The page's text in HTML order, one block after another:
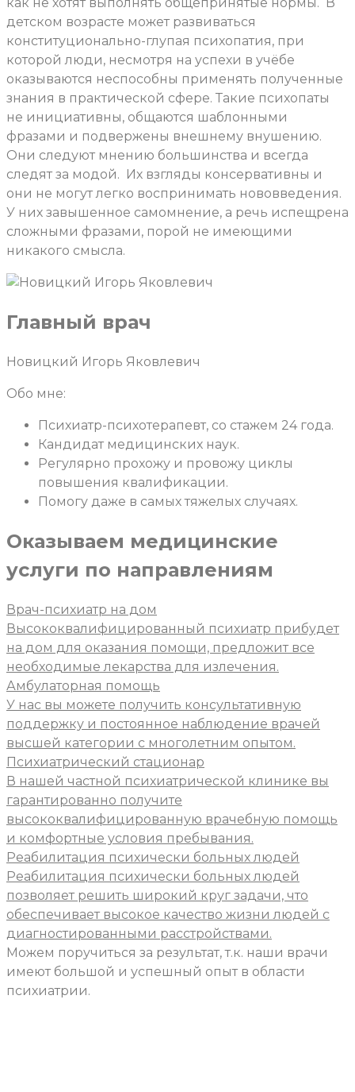
детском возрасте может развиваться
конституционально-глупая психопатия, при
которой люди, несмотря на успехи в учёбе
оказываются неспособны применять полученные
знания в практической сфере. Такие психопаты
не инициативны, общаются шаблонными
фразами и подвержены внешнему внушению.
Они следуют мнению большинства и всегда
следят за модой. Их взгляды консервативны и
они не могут легко воспринимать нововведения.
У них завышенное самомнение, а речь испещрена
сложными фразами, порой не имеющими
никакого смысла.
Главный врач
Новицкий Игорь Яковлевич
Обо мне:
Психиатр-психотерапевт, со стажем 24 года.
Кандидат медицинских наук.
Регулярно прохожу и провожу циклы
повышения квалификации.
Помогу даже в самых тяжелых случаях.
Оказываем медицинские
услуги по направлениям
Врач-психиатр на дом
Высококвалифицированный психиатр прибудет
на дом для оказания помощи, предложит все
необходимые лекарства для излечения.
Амбулаторная помощь
У нас вы можете получить консультативную
поддержку и постоянное наблюдение врачей
высшей категории с многолетним опытом.
Психиатрический стационар
В нашей частной психиатрической клинике вы
гарантированно получите
высококвалифицированную врачебную помощь
и комфортные условия пребывания.
Реабилитация психически больных людей
Реабилитация психически больных людей
позволяет решить широкий круг задачи, что
обеспечивает высокое качество жизни людей с
диагностированными расстройствами.
Можем поручиться за результат, т.к. наши врачи
имеют большой и успешный опыт в области
психиатрии.